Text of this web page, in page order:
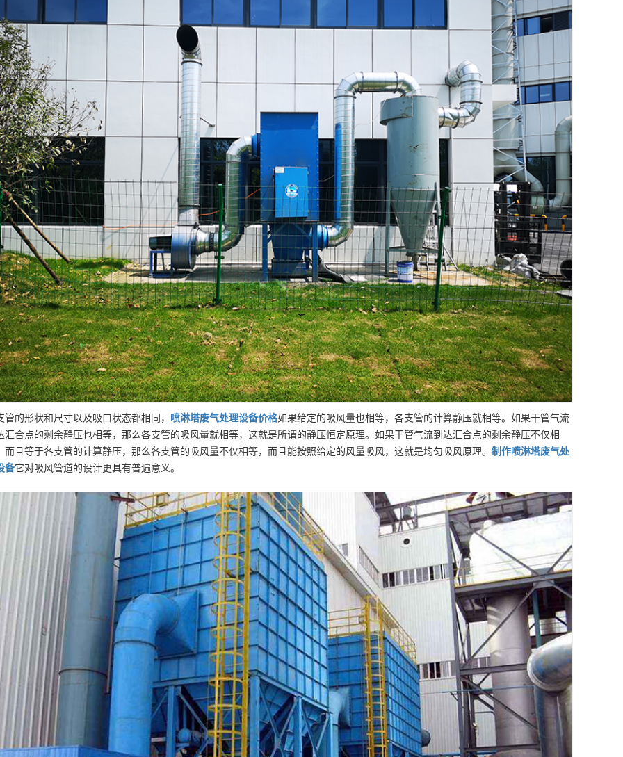
管的形状和尺寸以及吸口状态都相同， 喷淋塔废气处理设备价格如果给定的吸风量也相等，各支管的计算静压就相等。如果干管气流
汇合点的剩余静压也相等，那么各支管的吸风量就相等，这就是所谓的静压恒定原理。如果干管气流到达汇合点的剩余静压不仅相
而且等于各支管的计算静压，那么各支管的吸风量不仅相等，而且能按照给定的风量吸风，这就是均匀吸风原理。 制作喷淋塔废气处
备它对吸风管道的设计更具有普遍意义。